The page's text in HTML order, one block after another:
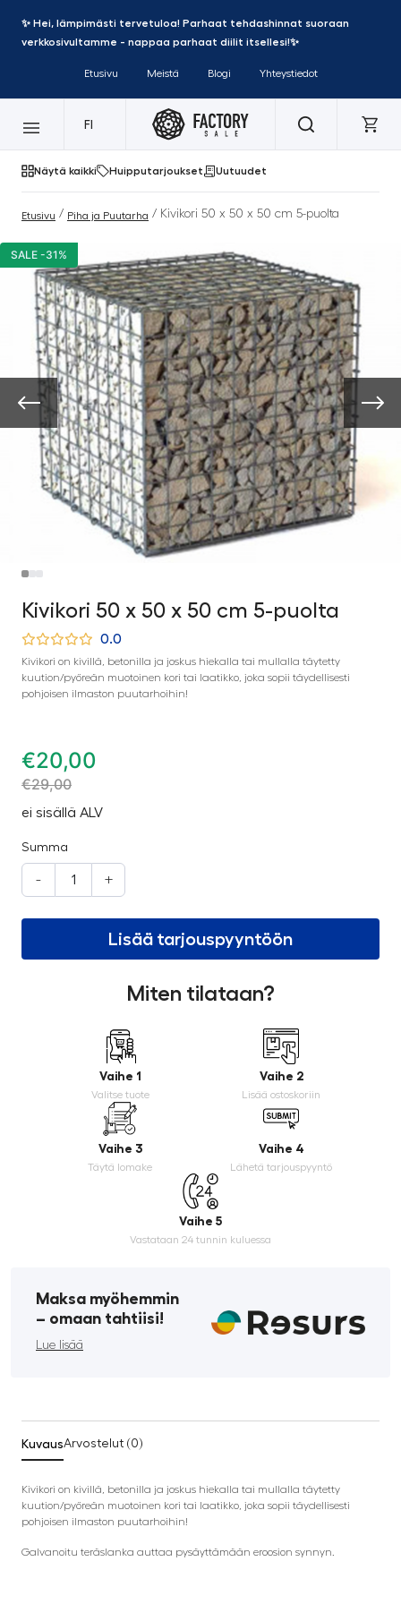
✨ Hei, lämpimästi tervetuloa! Parhaat tehdashinnat suoraan
verkkosivultamme - nappaa parhaat diilit itsellesi!✨
Etusivu Meistä Blogi Yhteystiedot
FI
Näytä kaikki Huipputarjoukset Uutuudet
Etusivu / Piha ja Puutarha / Kivikori 50 x 50 x 50 cm 5-puolta
SALE -31%
Kivikori 50 x 50 x 50 cm 5-puolta
0.0
Kivikori on kivillä, betonilla ja joskus hiekalla tai mullalla täytetty
kuution/pyöreän muotoinen kori tai laatikko, joka sopii täydellisesti
pohjoisen ilmaston puutarhoihin!
€20,00
€29,00
ei sisällä ALV
Summa
- +
Lisää tarjouspyyntöön
Miten tilataan?
Vaihe 1
Valitse tuote
Vaihe 2
Lisää ostoskoriin
Vaihe 3
Täytä lomake
Vaihe 4
Lähetä tarjouspyyntö
Vaihe 5
Vastataan 24 tunnin kuluessa
Maksa myöhemmin
­– omaan tahtiisi!
Lue lisää
KuvausArvostelut (0)
Kivikori on kivillä, betonilla ja joskus hiekalla tai mullalla täytetty
kuution/pyöreän muotoinen kori tai laatikko, joka sopii täydellisesti
pohjoisen ilmaston puutarhoihin!
Galvanoitu teräslanka auttaa pysäyttämään eroosion synnyn.